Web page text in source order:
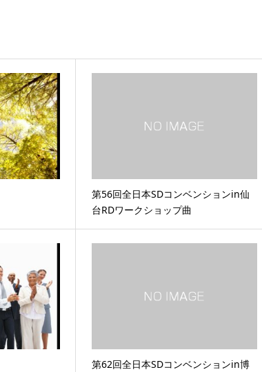
第56回全日本SDコンベンションin仙
台RDワークショップ曲
第62回全日本SDコンベンションin博